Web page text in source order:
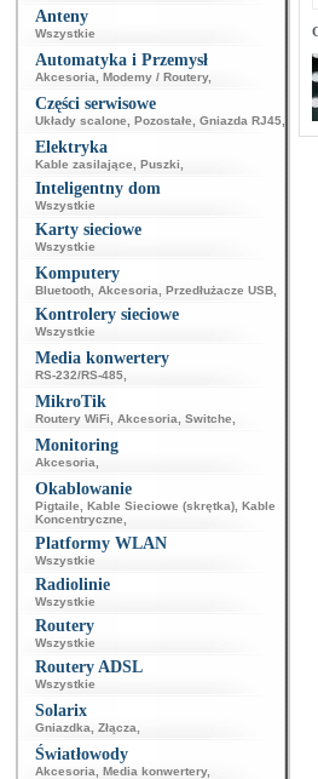
Anteny
Wszystkie
Automatyka i Przemysł
Akcesoria Modemy / Routery,
Części serwisowe
Układy scalone Pozostałe Gniazda RJ45
Elektryka
Kable zasilające Puszki
Inteligentny dom
Wszystkie
Karty sieciowe
Wszystkie
Komputery
Bluetooth Akcesoria Przedłużacze USB
Kontrolery sieciowe
Wszystkie
Media konwertery
RS-232/RS-485
MikroTik
Routery WiFi Akcesoria Switche
Monitoring
Akcesoria
Okablowanie
Pigtaile Kable Sieciowe (skrętka) Kable
Koncentryczne
Platformy WLAN
Wszystkie
Radiolinie
Wszystkie
Routery
Wszystkie
Routery ADSL
Wszystkie
Solarix
Gniazdka Złącza
Światłowody
Akcesoria Media konwertery,